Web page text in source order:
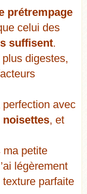
prétrempage
celui des
suffisent.
digestes,
avec
noisettes, et
ma petite
légèrement
parfaite